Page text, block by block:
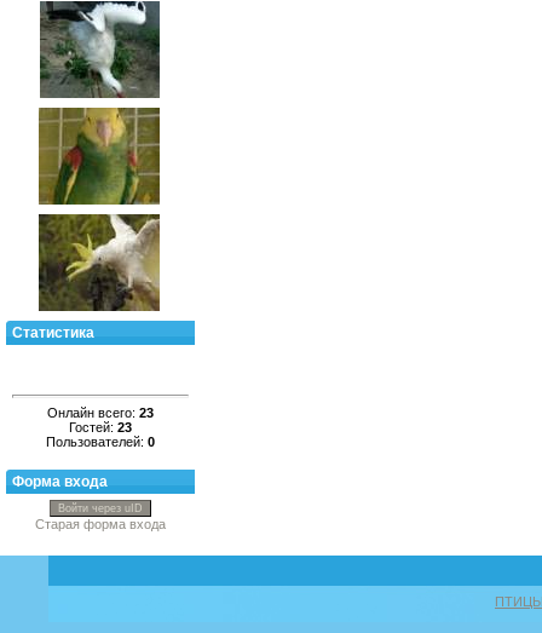
Статистика
Онлайн всего: 23
Гостей: 23
Пользователей: 0
Форма входа
Войти через uID
Старая форма входа